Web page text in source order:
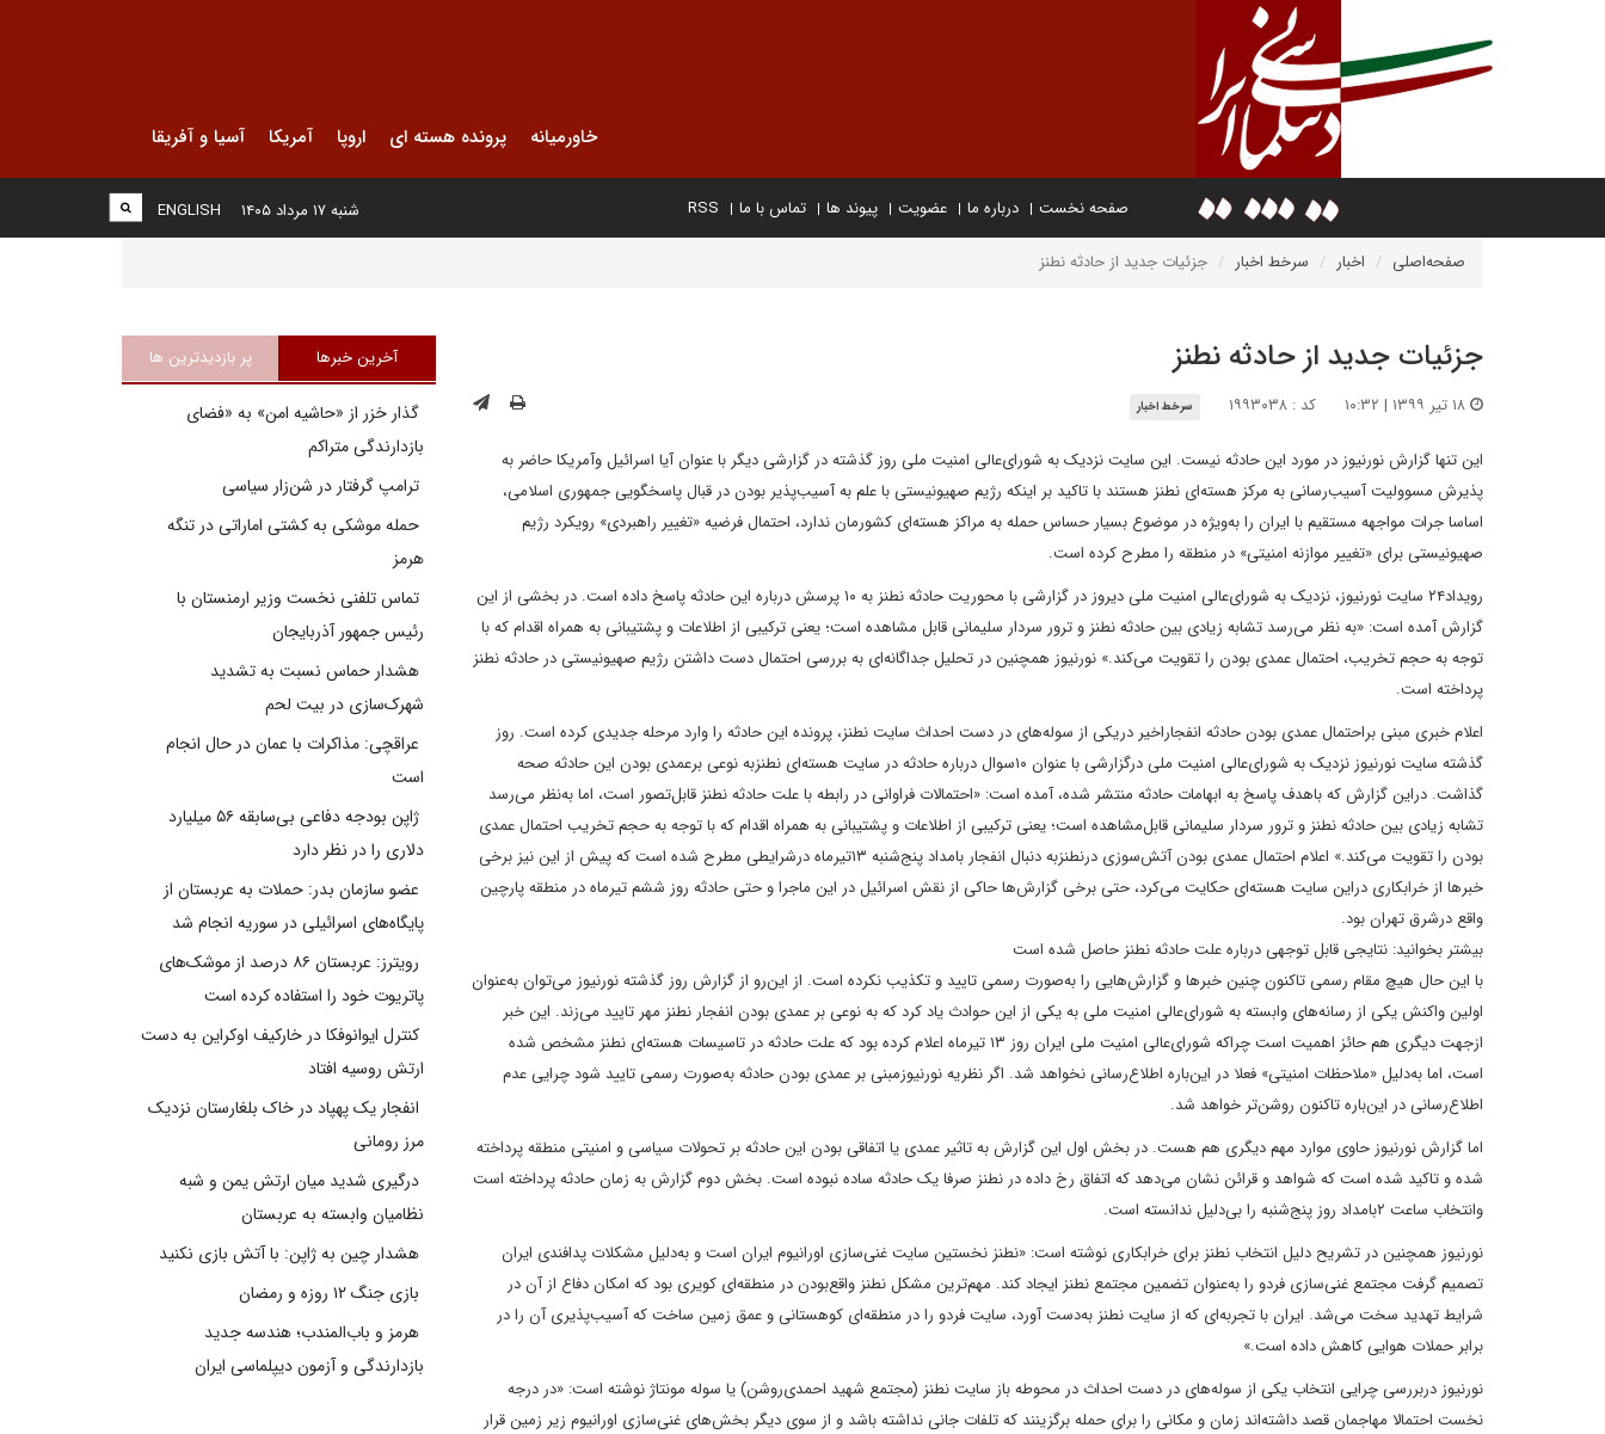
خاورمیانه پرونده هسته ای اروپا آمریکا آسیا و آفریقا
صفحه نخست درباره ما عضویت پیوند ها تماس با ما RSS
ENGLISH شنبه ۱۷ مرداد ۱۴۰۵
صفحه‌اصلی اخبار سرخط اخبار جزئیات جدید از حادثه نطنز
جزئیات جدید از حادثه نطنز
کد : ۱۹۹۳۰۳۸ سرخط اخبار
این تنها گزارش نورنیوز در مورد این حادثه نیست. این سایت نزدیک به شورای‌عالی امنیت ملی روز گذشته در گزارشی دیگر با عنوان آیا اسرائیل وآمریکا حاضر به
پذیرش مسوولیت آسیب‌رسانی به مرکز هسته‌ای نطنز هستند با تاکید بر اینکه رژیم صهیونیستی با علم به آسیب‌پذیر بودن در قبال پاسخگویی جمهوری اسلامی،
اساسا جرات مواجهه مستقیم با ایران را به‌ویژه در موضوع بسیار حساس حمله به مراکز هسته‌ای کشورمان ندارد، احتمال فرضیه «تغییر راهبردی» رویکرد رژیم
صهیونیستی برای «تغییر موازنه امنیتی» در منطقه را مطرح کرده است.
رویداد۲۴ سایت نورنیوز، نزدیک به شورای‌عالی امنیت ملی دیروز در گزارشی با محوریت حادثه نطنز به ۱۰ پرسش درباره این حادثه پاسخ داده است. در بخشی از این
گزارش آمده است: «به نظر می‌رسد تشابه زیادی بین حادثه نطنز و ترور سردار سلیمانی قابل مشاهده است؛ یعنی ترکیبی از اطلاعات و پشتیبانی به همراه اقدام که با
توجه به حجم تخریب، احتمال عمدی بودن را تقویت می‌کند.» نورنیوز همچنین در تحلیل جداگانه‌ای به بررسی احتمال دست داشتن رژیم صهیونیستی در حادثه نطنز
پرداخته است.
اعلام خبری مبنی براحتمال عمدی بودن حادثه انفجاراخیر دریکی از سوله‌های در دست احداث سایت نطنز، پرونده این حادثه را وارد مرحله جدیدی کرده است. روز
گذشته سایت نورنیوز نزدیک به شورای‌عالی امنیت ملی درگزارشی با عنوان ۱۰سوال درباره حادثه در سایت هسته‌ای نطنزبه نوعی برعمدی بودن این حادثه صحه
گذاشت. دراین گزارش که باهدف پاسخ به ابهامات حادثه منتشر شده، آمده است: «احتمالات فراوانی در رابطه با علت حادثه نطنز قابل‌تصور است، اما به‌نظر می‌رسد
تشابه زیادی بین حادثه نطنز و ترور سردار سلیمانی قابل‌مشاهده است؛ یعنی ترکیبی از اطلاعات و پشتیبانی به همراه اقدام که با توجه به حجم تخریب احتمال عمدی
بودن را تقویت می‌کند.» اعلام احتمال عمدی بودن آتش‌سوزی درنطنزبه دنبال انفجار بامداد پنج‌شنبه ۱۳تیرماه درشرایطی مطرح شده است که پیش از این نیز برخی
خبر‌ها از خرابکاری دراین سایت هسته‌ای حکایت می‌کرد، حتی برخی گزارش‌ها حاکی از نقش اسرائیل در این ماجرا و حتی حادثه روز ششم تیرماه در منطقه پارچین
واقع درشرق تهران بود.
بیشتر بخوانید: نتایجی قابل توجهی درباره علت حادثه نطنز حاصل شده است
با این حال هیچ مقام رسمی تاکنون چنین خبر‌ها و گزارش‌هایی را به‌صورت رسمی تایید و تکذیب نکرده است. از این‌رو از گزارش روز گذشته نورنیوز می‌توان به‌عنوان
اولین واکنش یکی از رسانه‌های وابسته به شورای‌عالی امنیت ملی به یکی از این حوادث یاد کرد که به نوعی بر عمدی بودن انفجار نطنز مهر تایید می‌زند. این خبر
ازجهت دیگری هم حائز اهمیت است چراکه شورای‌عالی امنیت ملی ایران روز ۱۳ تیرماه اعلام کرده بود که علت حادثه در تاسیسات هسته‌ای نطنز مشخص شده
است، اما به‌دلیل «ملاحظات امنیتی» فعلا در این‌باره اطلاع‌رسانی نخواهد شد. اگر نظریه نورنیوزمبنی بر عمدی بودن حادثه به‌صورت رسمی تایید شود چرایی عدم
اطلاع‌رسانی در این‌باره تاکنون روشن‌تر خواهد شد.
اما گزارش نورنیوز حاوی موارد مهم دیگری هم هست. در بخش اول این گزارش به تاثیر عمدی یا اتفاقی بودن این حادثه بر تحولات سیاسی و امنیتی منطقه پرداخته
شده و تاکید شده است که شواهد و قرائن نشان می‌دهد که اتفاق رخ داده در نطنز صرفا یک حادثه ساده نبوده است. بخش دوم گزارش به زمان حادثه پرداخته است
وانتخاب ساعت ۲بامداد روز پنج‌شنبه را بی‌دلیل ندانسته است.
نورنیوز همچنین در تشریح دلیل انتخاب نطنز برای خرابکاری نوشته است: «نطنز نخستین سایت غنی‌سازی اورانیوم ایران است و به‌دلیل مشکلات پدافندی ایران
تصمیم گرفت مجتمع غنی‌سازی فردو را به‌عنوان تضمین مجتمع نطنز ایجاد کند. مهم‌ترین مشکل نطنز واقع‌بودن در منطقه‌ای کویری بود که امکان دفاع از آن در
شرایط تهدید سخت می‌شد. ایران با تجربه‌ای که از سایت نطنز به‌دست آورد، سایت فردو را در منطقه‌ای کوهستانی و عمق زمین ساخت که آسیب‌پذیری آن را در
برابر حملات هوایی کاهش داده است.»
نورنیوز دربررسی چرایی انتخاب یکی از سوله‌های در دست احداث در محوطه باز سایت نطنز (مجتمع شهید احمدی‌روشن) یا سوله مونتاژ نوشته است: «در درجه
نخست احتمالا مهاجمان قصد داشته‌اند زمان و مکانی را برای حمله برگزینند که تلفات جانی نداشته باشد و از سوی دیگر بخش‌های غنی‌سازی اورانیوم زیر زمین قرار
آخرین خبرها پر بازدیدترین ها
گذار خزر از «حاشیه امن» به «فضای
بازدارندگی متراکم
ترامپ گرفتار در شن‌زار سیاسی
حمله موشکی به کشتی اماراتی در تنگه
هرمز
تماس تلفنی نخست وزیر ارمنستان با
رئیس جمهور آذربایجان
هشدار حماس نسبت به تشدید
شهرک‌سازی در بیت‌ لحم
عراقچی: مذاکرات با عمان در حال انجام
است
ژاپن بودجه دفاعی بی‌سابقه ۵۶ میلیارد
دلاری را در نظر دارد
عضو سازمان بدر: حملات به عربستان از
پایگاه‌های اسرائیلی در سوریه انجام شد
رویترز: عربستان ۸۶ درصد از موشک‌های
پاتریوت خود را استفاده کرده است
کنترل ایوانوفکا در خارکیف اوکراین به دست
ارتش روسیه افتاد
انفجار یک پهپاد در خاک بلغارستان نزدیک
مرز رومانی
درگیری شدید میان ارتش یمن و شبه
نظامیان وابسته به عربستان
هشدار چین به ژاپن: با آتش بازی نکنید
بازی جنگ ۱۲ روزه و رمضان
هرمز و باب‌المندب؛ هندسه جدید
بازدارندگی و آزمون دیپلماسی ایران